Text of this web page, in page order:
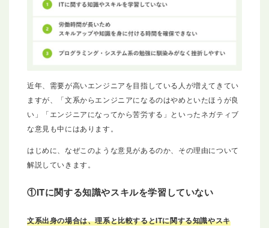
近年、需要が高いエンジニアを目指している人が増えてきてい
ますが、「文系からエンジニアになるのはやめといたほうが良
い」「エンジニアになってから苦労する」といったネガティブ
な意見も中にはあります。
はじめに、なぜこのような意見があるのか、その理由について
解説していきます。
①ITに関する知識やスキルを学習していない
文系出身の場合は、理系と比較するとITに関する知識やスキ